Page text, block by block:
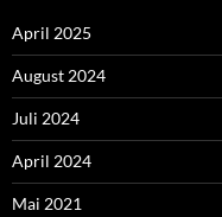
April 2025
August 2024
Juli 2024
April 2024
Mai 2021